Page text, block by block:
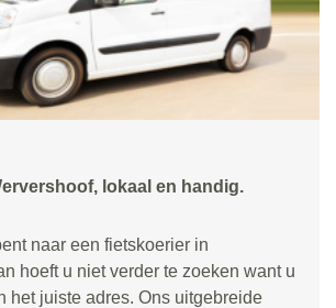
lokaal en handig.
naar een fietskoerier in
hoeft u niet verder te zoeken want u
het juiste adres. Ons uitgebreide